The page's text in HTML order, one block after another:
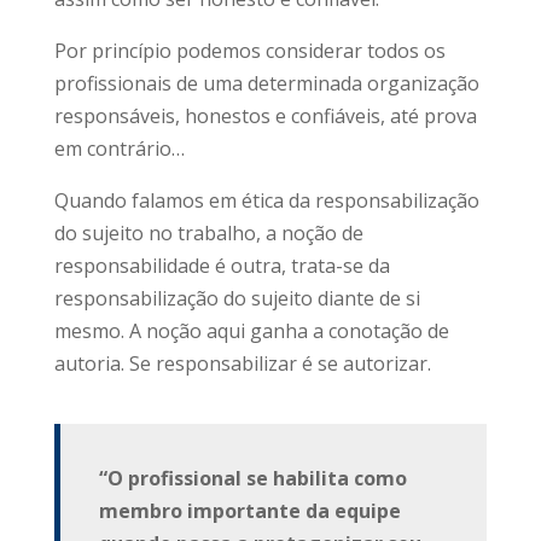
Por princípio podemos considerar todos os
profissionais de uma determinada organização
responsáveis, honestos e confiáveis, até prova
em contrário…
Quando falamos em ética da responsabilização
do sujeito no trabalho, a noção de
responsabilidade é outra, trata-se da
responsabilização do sujeito diante de si
mesmo. A noção aqui ganha a conotação de
autoria. Se responsabilizar é se autorizar.
“O profissional se habilita como
membro importante da equipe